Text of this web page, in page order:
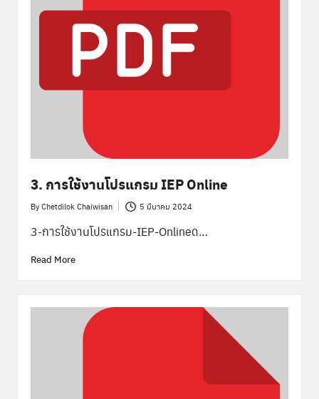
3. การใช้งานโปรแกรม IEP Online
Posted
by
ByChetdilok Chaiwisan 5 มีนาคม 2024
3-การใช้งานโปรแกรม-IEP-Onlineด…
Read More